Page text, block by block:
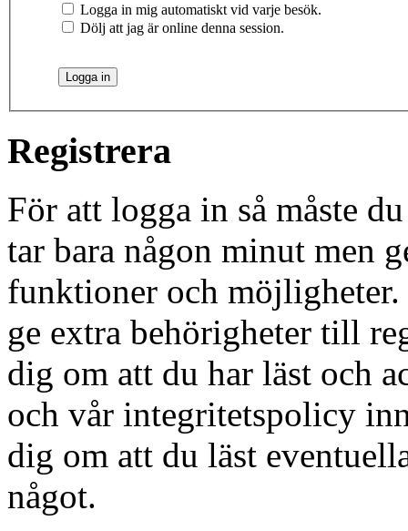
Logga in mig automatiskt vid varje besök.
Dölj att jag är online denna session.
Registrera
För att logga in så måste
tar bara någon minut men
funktioner och
ge extra behörigheter till
dig om att du har läst och
och vår integritetspolicy
dig om att du läst
något.